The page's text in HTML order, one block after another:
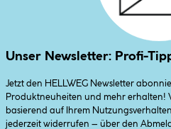
Unser Newsletter: Profi-
Jetzt den HELLWEG Newsletter
Produktneuheiten und mehr erhalten!
basierend auf Ihrem
jederzeit widerrufen – über den